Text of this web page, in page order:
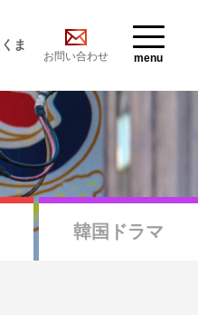
ま
お問い合わせ menu
韓国ドラマ